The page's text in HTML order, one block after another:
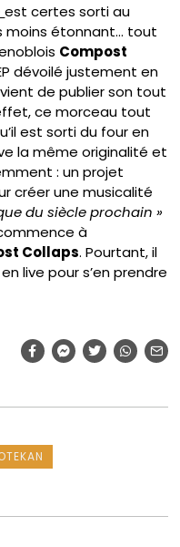
est certes sorti au
moins étonnant… tout
Compost
dévoilé justement en
vient de publier son tout
ce morceau tout
est sorti du four en
la même originalité et
: un projet
créer une musicalité
du siècle prochain »
à
Collaps. Pourtant, il
live pour s’en prendre